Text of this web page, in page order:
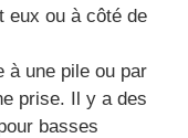
eux ou à côté de
à une pile ou par
prise. Il y a des
basses